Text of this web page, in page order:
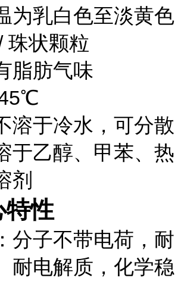
为乳白色至淡黄色
珠状颗粒
脂肪气味
溶于冷水，可分散
于乙醇、甲苯、热
剂
特性
分子不带电荷，耐
耐电解质，化学稳